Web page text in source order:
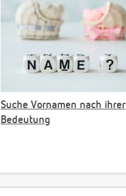
Suche Vornamen nach ihrer
Bedeutung